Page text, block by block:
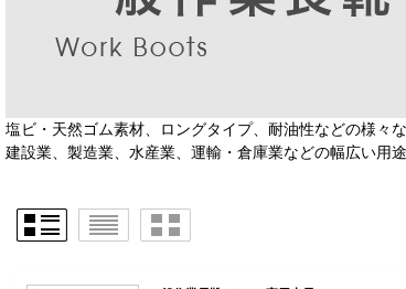
塩ビ・天然ゴム素材、ロングタイプ、耐油性などの様々
建設業、製造業、水産業、運輸・倉庫業などの幅広い用途